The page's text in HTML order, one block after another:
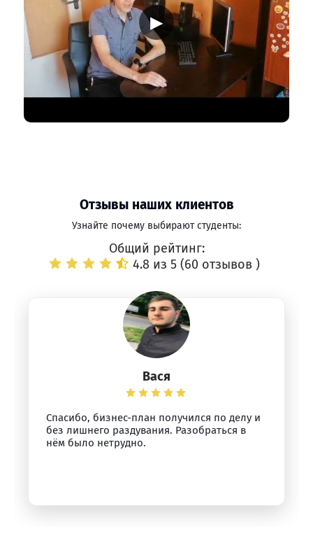
▶
Отзывы наших клиентов
Узнайте почему выбирают студенты:
Общий рейтинг:
4.8 из 5 (60 отзывов )
Вася
Спасибо, бизнес-план получился по делу и
без лишнего раздувания. Разобраться в
нём было нетрудно.